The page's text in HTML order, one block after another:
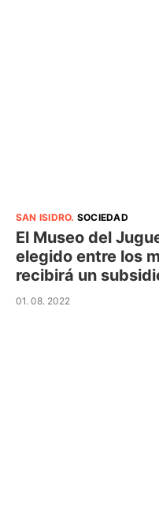
SAN ISIDRO. SOCIEDAD
El Museo del
elegido entre los
recibirá un
01. 08. 2022